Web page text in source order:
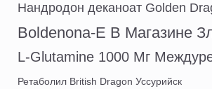
Нандродон деканоат Golden
Boldenona-E В Магазине
L-Glutamine 1000 Мг
Ретаболил British Dragon Уссурийск